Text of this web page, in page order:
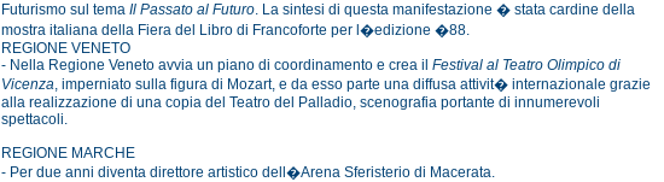
Futurismo sul tema Il Passato al Futuro. La sintesi di questa manifestazione � stata cardine della
mostra italiana della Fiera del Libro di Francoforte per l�edizione �88.
REGIONE VENETO
- Nella Regione Veneto avvia un piano di coordinamento e crea il Festival al Teatro Olimpico di
Vicenza, imperniato sulla figura di Mozart, e da esso parte una diffusa attivit� internazionale grazie
alla realizzazione di una copia del Teatro del Palladio, scenografia portante di innumerevoli
spettacoli.
REGIONE MARCHE
- Per due anni diventa direttore artistico dell�Arena Sferisterio di Macerata.